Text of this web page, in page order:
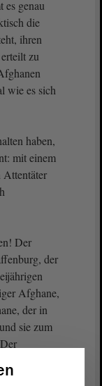
genau
die
ihren
zu
wie es sich
haben,
mit einem
Attentäter
Der
der
Afghane,
der in
sie zum
Der